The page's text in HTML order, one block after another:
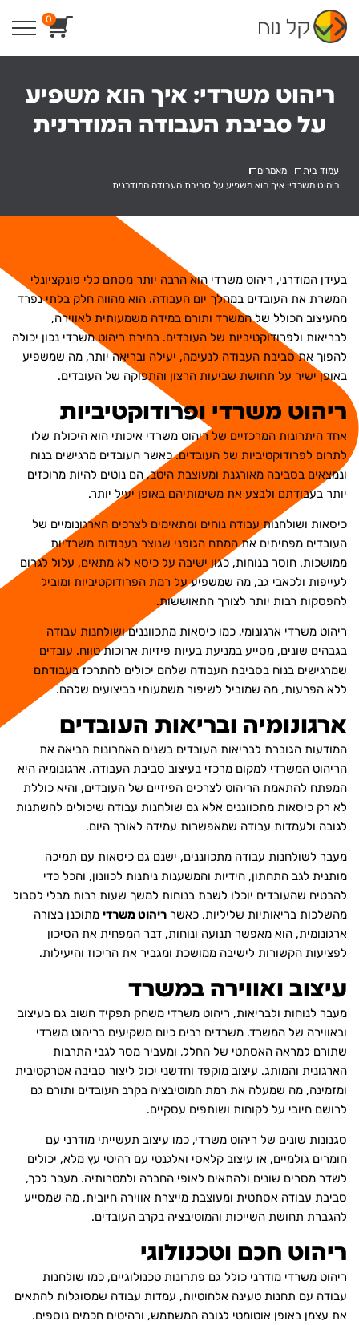
content
0
ריהוט משרדי: איך הוא משפיע
על סביבת העבודה המודרנית
עמוד בית
מאמרים
ריהוט משרדי: איך הוא משפיע על סביבת העבודה המודרנית
בעידן המודרני, ריהוט משרדי הוא הרבה יותר מסתם כלי פונקציונלי
המשרת את העובדים במהלך יום העבודה. הוא מהווה חלק בלתי נפרד
מהעיצוב הכולל של המשרד ותורם במידה משמעותית לאווירה,
לבריאות ולפרודוקטיביות של העובדים. בחירת ריהוט משרדי נכון יכולה
להפוך את סביבת העבודה לנעימה, יעילה ובריאה יותר, מה שמשפיע
באופן ישיר על תחושת שביעות הרצון והתפוקה של העובדים.
ריהוט משרדי ופרודוקטיביות
אחד היתרונות המרכזיים של ריהוט משרדי איכותי הוא היכולת שלו
לתרום לפרודוקטיביות של העובדים. כאשר העובדים מרגישים בנוח
ונמצאים בסביבה מאורגנת ומעוצבת היטב, הם נוטים להיות מרוכזים
יותר בעבודתם ולבצע את משימותיהם באופן יעיל יותר.
כיסאות ושולחנות עבודה נוחים ומתאימים לצרכים הארגונומיים של
העובדים מפחיתים את המתח הגופני שנוצר בעבודות משרדיות
ממושכות. חוסר בנוחות, כגון ישיבה על כיסא לא מתאים, עלול לגרום
לעייפות ולכאבי גב, מה שמשפיע על רמת הפרודוקטיביות ומוביל
להפסקות רבות יותר לצורך התאוששות.
ריהוט משרדי ארגונומי, כמו כיסאות מתכוונניםושולחנות עבודה
בגבהים שונים, מסייע במניעת בעיות פיזיות ארוכות טווח. עובדים
שמרגישים בנוח בסביבת העבודה שלהם יכולים להתרכז בעבודתם
ללא הפרעות, מה שמוביל לשיפור משמעותי בביצועים שלהם.
ארגונומיה ובריאות העובדים
המודעות הגוברת לבריאות העובדים בשנים האחרונות הביאה את
הריהוט המשרדי למקום מרכזי בעיצוב סביבת העבודה. ארגונומיה היא
המפתח להתאמת הריהוט לצרכים הפיזיים של העובדים, והיא כוללת
לא רק כיסאות מתכווננים אלא גם שולחנות עבודה שיכולים להשתנות
לגובה ולעמדות עבודה שמאפשרות עמידה לאורך היום.
מעבר לשולחנות עבודה מתכווננים, ישנם גם כיסאות עם תמיכה
מותנית לגב התחתון, הידיות והמשענות ניתנות לכוונון, והכל כדי
להבטיח שהעובדים יוכלו לשבת בנוחות למשך שעות רבות מבלי לסבול
מהשלכות בריאותיות שליליות. כאשר ריהוט משרדי מתוכנן בצורה
ארגונומית, הוא מאפשר תנועה ונוחות, דבר המפחית את הסיכון
לפציעות הקשורות לישיבה ממושכת ומגביר את הריכוז והיעילות.
עיצוב ואווירה במשרד
מעבר לנוחות ולבריאות, ריהוט משרדי משחק תפקיד חשוב גם בעיצוב
ובאווירה של המשרד. משרדים רבים כיום משקיעים בריהוט משרדי
שתורם למראה האסתטי של החלל, ומעביר מסר לגבי התרבות
הארגונית והמותג. עיצוב מוקפד וחדשני יכול ליצור סביבה אטרקטיבית
ומזמינה, מה שמעלה את רמת המוטיבציה בקרב העובדים ותורם גם
לרושם חיובי על לקוחות ושותפים עסקיים.
סגנונות שונים של ריהוט משרדי, כמו עיצוב תעשייתי מודרני עם
חומרים גולמיים, או עיצוב קלאסי ואלגנטי עם רהיטי עץ מלא, יכולים
לשדר מסרים שונים ולהתאים לאופי החברה ולמטרותיה. מעבר לכך,
סביבת עבודה אסתטית ומעוצבת מייצרת אווירה חיובית, מה שמסייע
להגברת תחושת השייכות והמוטיבציה בקרב העובדים.
ריהוט חכם וטכנולוגי
ריהוט משרדי מודרני כולל גם פתרונות טכנולוגיים, כמו שולחנות
עבודה עם תחנות טעינה אלחוטיות, עמדות עבודה שמסוגלות להתאים
את עצמן באופן אוטומטי לגובה המשתמש, ורהיטים חכמים נוספים.